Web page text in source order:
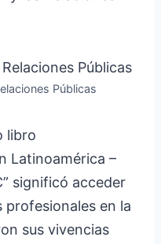
Públicas
libro
Latinoamérica –
significó acceder
profesionales en la
sus vivencias